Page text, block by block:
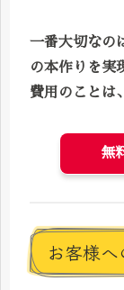
一番大切なの
の本作りを実
費用のことは
無
お客様